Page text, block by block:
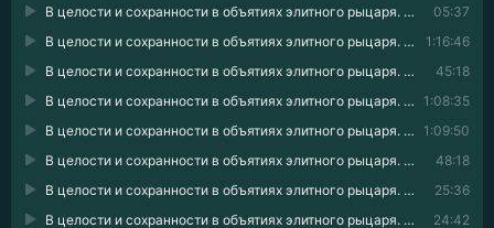
05:37
В целости и сохранности в объятиях элитного рыцаря. Книга 1 01
1:16:46
В целости и сохранности в объятиях элитного рыцаря. Книга 1 02
45:18
В целости и сохранности в объятиях элитного рыцаря. Книга 1 03
1:08:35
В целости и сохранности в объятиях элитного рыцаря. Книга 1 04
1:09:50
В целости и сохранности в объятиях элитного рыцаря. Книга 1 05
48:18
В целости и сохранности в объятиях элитного рыцаря. Книга 1 06
25:36
В целости и сохранности в объятиях элитного рыцаря. Книга 1 07
24:42
В целости и сохранности в объятиях элитного рыцаря. Книга 1 08